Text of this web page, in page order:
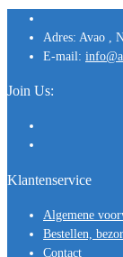
Adres: Avao ,
E-mail:
Join Us:
Klantenservice
Algemene
Bestellen,
Contact